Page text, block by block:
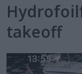
takeoff